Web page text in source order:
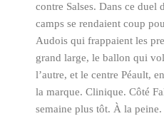
contre Salses. Dans ce duel
camps se rendaient coup
Audois qui frappaient les
grand large, le ballon qui
l’autre, et le centre Péault,
la marque. Clinique. Côté
semaine plus tôt. À la